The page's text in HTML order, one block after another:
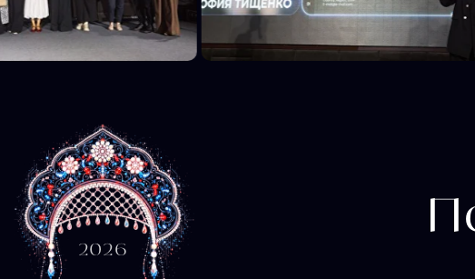
KIMPACT
Выступления ТОПов
инструментов и знаний от лидеров индустрии
01